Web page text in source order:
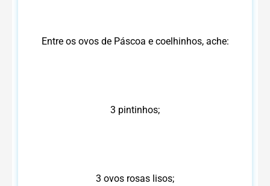
Entre os ovos de Páscoa e coelhinhos, ache:
3 pintinhos;
3 ovos rosas lisos;